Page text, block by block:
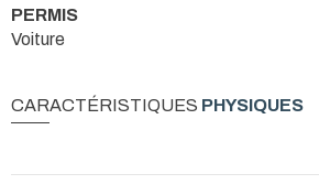
PERMIS
Voiture
CARACTÉRISTIQUES PHYSIQUES